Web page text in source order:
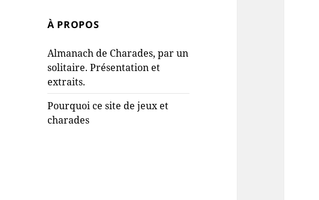
À PROPOS
Almanach de Charades, par un
solitaire. Présentation et
extraits.
Pourquoi ce site de jeux et
charades